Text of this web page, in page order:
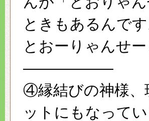
ときもあるんです
とおーりゃんせ
——————
④縁結びの神様、
ットにもなってい